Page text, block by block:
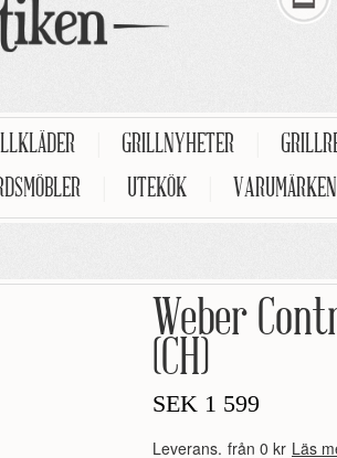
GRILLNYHETER
UTEKÖK VARUMÄRKEN
Weber
(CH)
SEK 1 599
Leverans. från 0 kr Läs